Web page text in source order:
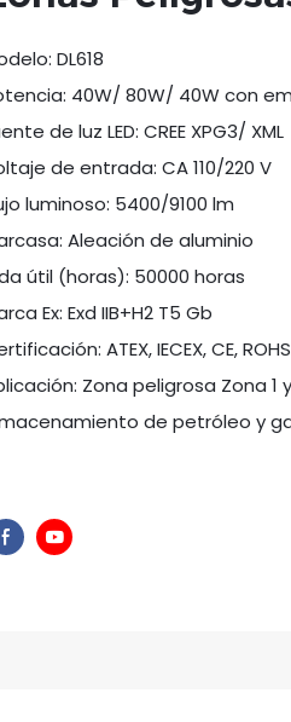
DL618
40W/ 80W/ 40W con
de luz LED: CREE XPG3/ XML
de entrada: CA 110/220 V
luminoso: 5400/9100 lm
Aleación de aluminio
útil (horas): 50000 horas
Ex: Exd IIB+H2 T5 Gb
ATEX, IECEX, CE, ROHS
Zona peligrosa Zona 1
de petróleo y